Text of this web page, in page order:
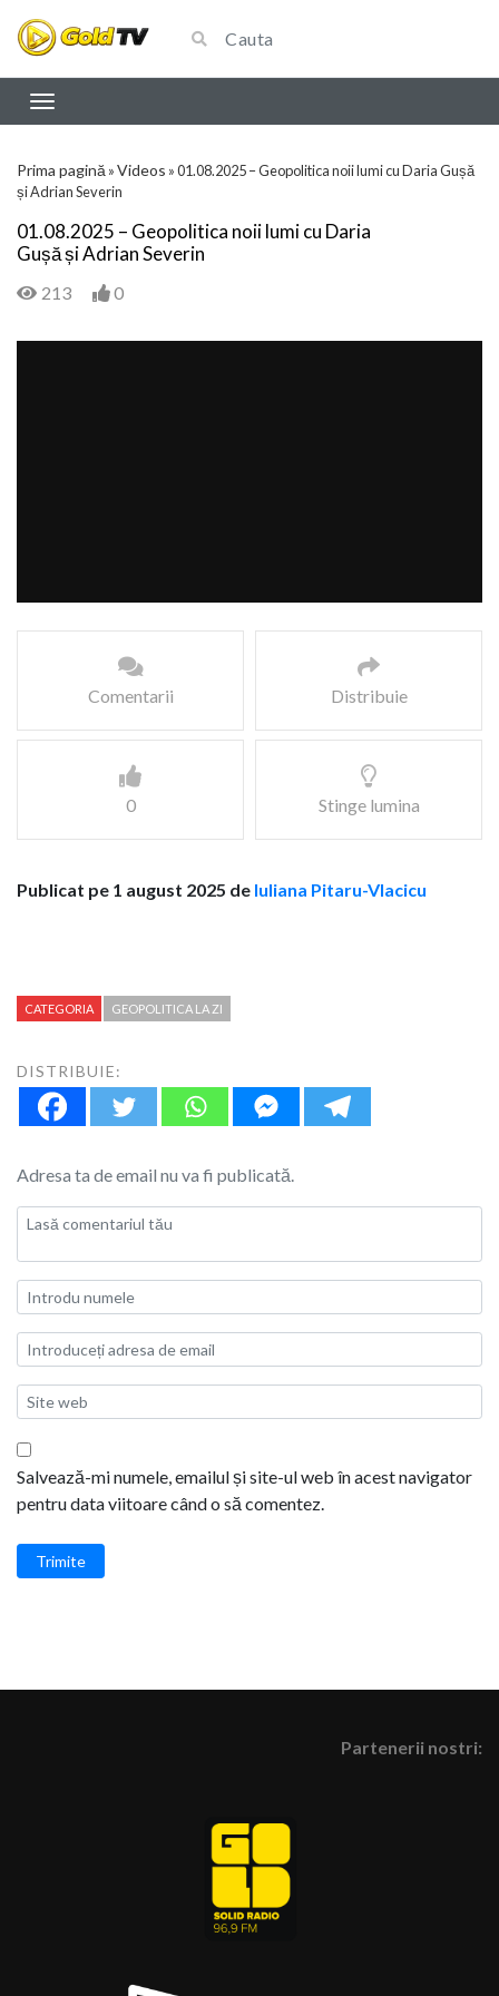
Prima pagină »Videos »01.08.2025 – Geopolitica noii lumi cu Daria Gușă
și Adrian Severin
01.08.2025 – Geopolitica noii lumi cu Daria
Gușă și Adrian Severin
213 0
Comentarii Distribuie
0 Stinge lumina
Publicat pe 1 august 2025 de Iuliana Pitaru-Vlacicu
CATEGORIA GEOPOLITICA LA ZI
DISTRIBUIE:
Adresa ta de email nu va fi publicată.
Salvează-mi numele, emailul și site-ul web în acest navigator
pentru data viitoare când o să comentez.
Trimite
Partenerii nostri: